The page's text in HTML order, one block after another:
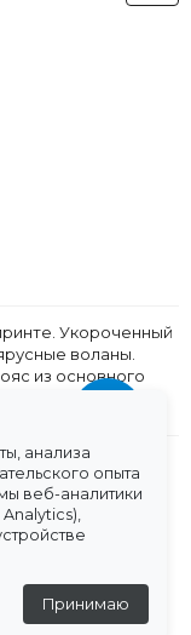
Укороченный
воланы.
из основного
анализа
опыта
веб-аналитики
Принимаю